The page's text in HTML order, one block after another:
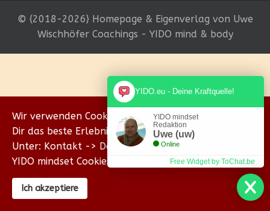
© {2018-2026} Homepage & Eigenverlag von Uwe
Wischhöfer Coachings - YIDO mind & body
Wir verwenden Cookies, um sicherzustellen, dass wir
Dir das beste Erlebnis auf unserer Website bieten.
Unter: Kontakt -> Datenschutz erklären wir Dir, wie
YIDO mindset Cookies verwendet.
Ich akzeptiere
YIDO.eu - Deine Kraftquelle!
YIDO mindset
Redaktion
Uwe (uw)
Online
Free Widget by ToChat.be